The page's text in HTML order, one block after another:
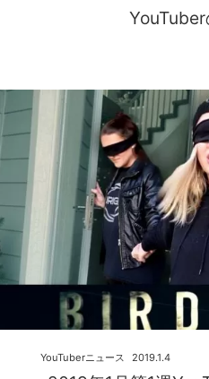
2019.1.4
YouTuberニュース